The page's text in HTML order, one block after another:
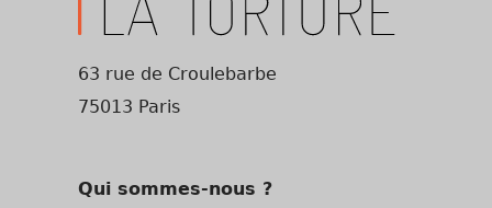
63 rue de Croulebarbe
75013 Paris
Qui sommes-nous ?